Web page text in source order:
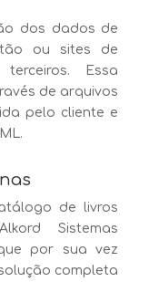
dos dados de
ou sites de
Essa
de arquivos
pelo cliente e
de livros
Sistemas
por sua vez
completa